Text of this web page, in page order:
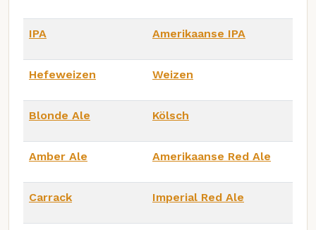
IPA Amerikaanse IPA
Hefeweizen Weizen
Blonde Ale Kölsch
Amber Ale Amerikaanse Red Ale
Carrack Imperial Red Ale